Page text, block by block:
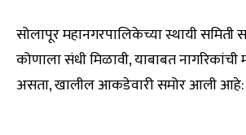
सोलापूर महानगरपालिकेच्या स्थायी समिती
कोणाला संधी मिळावी, याबाबत
असता, खालील आकडेवारी समोर आली आहे: